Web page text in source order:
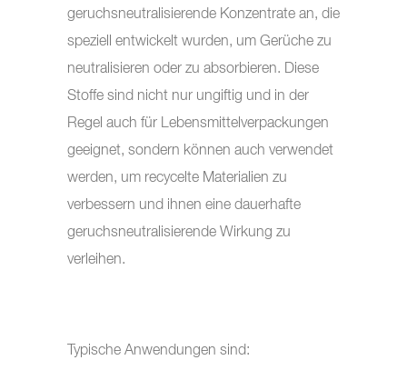
geruchsneutralisierende Konzentrate an, die
speziell entwickelt wurden, um Gerüche zu
neutralisieren oder zu absorbieren. Diese
Stoffe sind nicht nur ungiftig und in der
Regel auch für Lebensmittelverpackungen
geeignet, sondern können auch verwendet
werden, um recycelte Materialien zu
verbessern und ihnen eine dauerhafte
geruchsneutralisierende Wirkung zu
verleihen.
Typische Anwendungen sind: